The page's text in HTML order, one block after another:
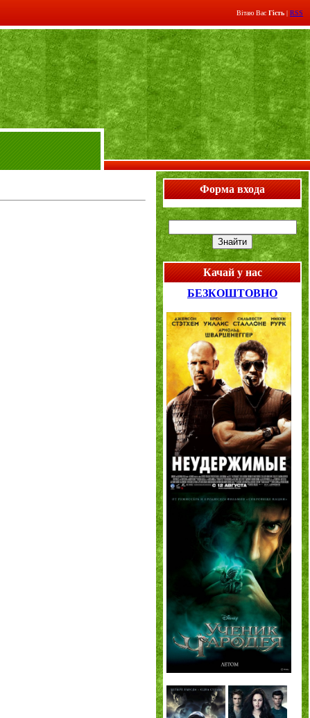
Вітаю Вас Гість | RSS
Форма входа
Качай у нас
БЕЗКОШТОВНО